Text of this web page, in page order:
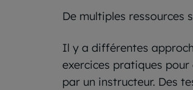
De multiples
Il y a différentes
exercices pratiques
par un instructeur. Des